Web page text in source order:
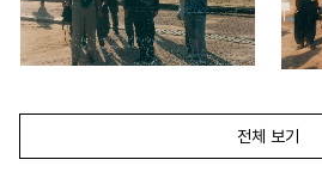
전체 보기